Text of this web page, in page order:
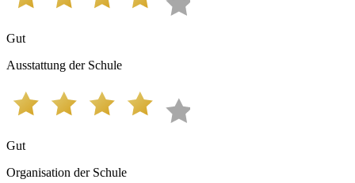
Gut
Ausstattung der Schule
Gut
Organisation der Schule